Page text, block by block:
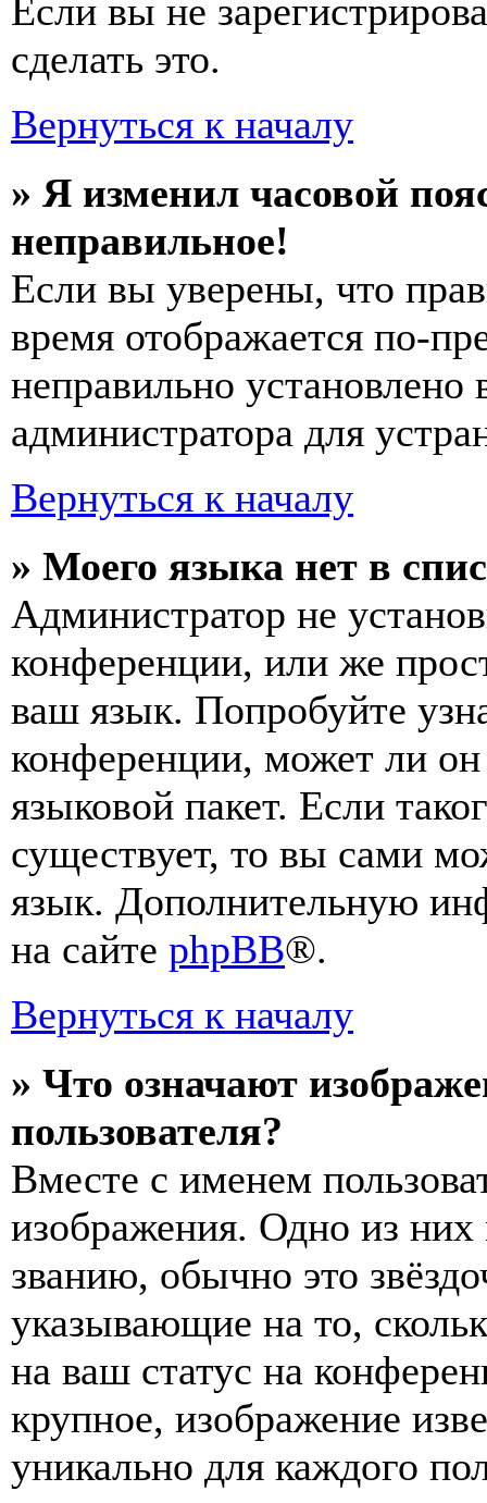
Если вы не
сделать это.
Вернуться к началу
» Я изменил часовой
неправильное!
Если вы уверены, что
время отображается по-
неправильно установлено
администратора для
Вернуться к началу
» Моего языка нет в
Администратор не
конференции, или же
ваш язык. Попробуйте
конференции, может ли
языковой пакет. Если
существует, то вы сами
язык. Дополнительную
на сайте phpBB®.
Вернуться к началу
» Что означают
пользователя?
Вместе с именем
изображения. Одно из
званию, обычно это
указывающие на то,
на ваш статус на
крупное, изображение
уникально для каждого